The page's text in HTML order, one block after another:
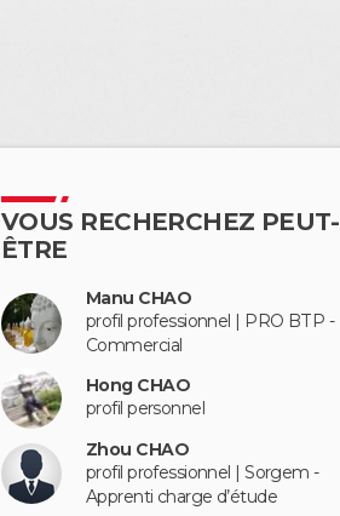
VOUS RECHERCHEZ PEUT-
ÊTRE
Manu CHAO
profil professionnel | PRO BTP -
Commercial
Hong CHAO
profil personnel
Zhou CHAO
profil professionnel | Sorgem -
Apprenti charge d’étude